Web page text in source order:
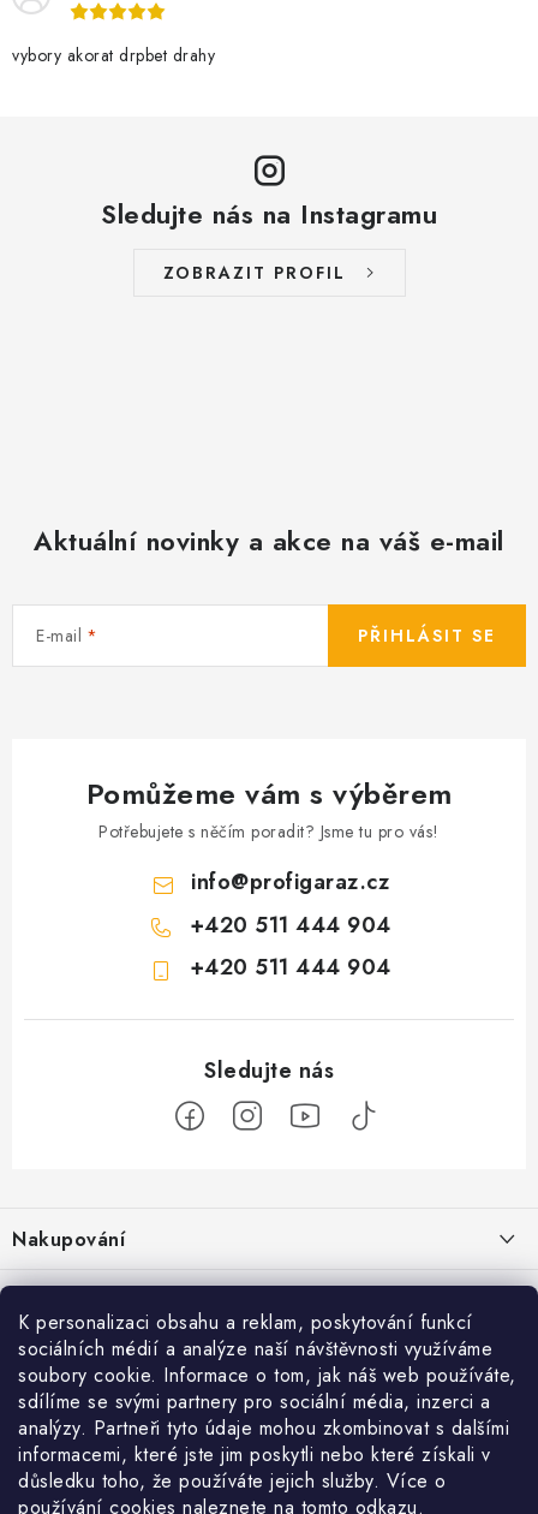
K personalizaci obsahu a reklam, poskytování funkcí
sociálních médií a analýze naší návštěvnosti využíváme
soubory cookie. Informace o tom, jak náš web používáte,
sdílíme se svými partnery pro sociální média, inzerci a
analýzy. Partneři tyto údaje mohou zkombinovat s dalšími
informacemi, které jste jim poskytli nebo které získali v
důsledku toho, že používáte jejich služby. Více o
používání cookies naleznete na tomto odkazu.
vybory akorat drpbet drahy
Sledujte nás na Instagramu
ZOBRAZIT PROFIL
Aktuální novinky a akce na váš e-mail
E-mail PŘIHLÁSIT SE
Pomůžeme vám s výběrem
Potřebujete s něčím poradit? Jsme tu pro vás!
info@profigaraz.cz
+420 511 444 904
+420 511 444 904
p
a
Nakupování
Jak nakupovat
Obchodní podmínky
Doprava a platba
Cookies
Ochrana osobních údajú
Reklamace / vrácení zboží
Použití Dárkové poukázky
O nás
Kontakty
Příběh Profigaráže
Služby
Velkoobchod Profigaráž.sk Zboží.cz Heureka.cz